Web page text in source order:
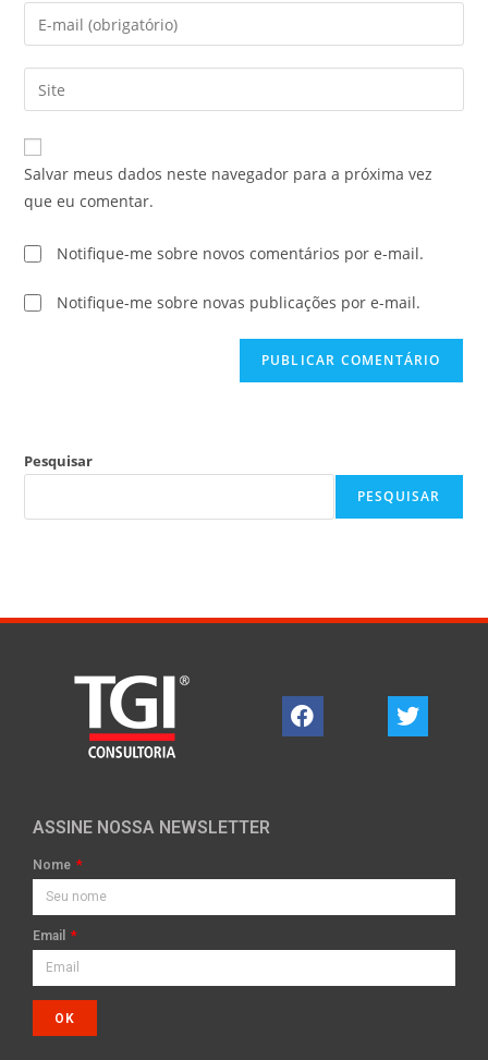
Salvar meus dados neste navegador para a próxima vez
que eu comentar.
Notifique-me sobre novos comentários por e-mail.
Notifique-me sobre novas publicações por e-mail.
Pesquisar
PESQUISAR
ASSINE NOSSA NEWSLETTER
Nome
Email
OK